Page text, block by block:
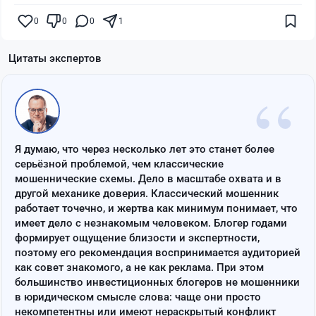
0 0 0 1
Цитаты экспертов
“
Я думаю, что через несколько лет это станет более
серьёзной проблемой, чем классические
мошеннические схемы. Дело в масштабе охвата и в
другой механике доверия. Классический мошенник
работает точечно, и жертва как минимум понимает, что
имеет дело с незнакомым человеком. Блогер годами
формирует ощущение близости и экспертности,
поэтому его рекомендация воспринимается аудиторией
как совет знакомого, а не как реклама. При этом
большинство инвестиционных блогеров не мошенники
в юридическом смысле слова: чаще они просто
некомпетентны или имеют нераскрытый конфликт